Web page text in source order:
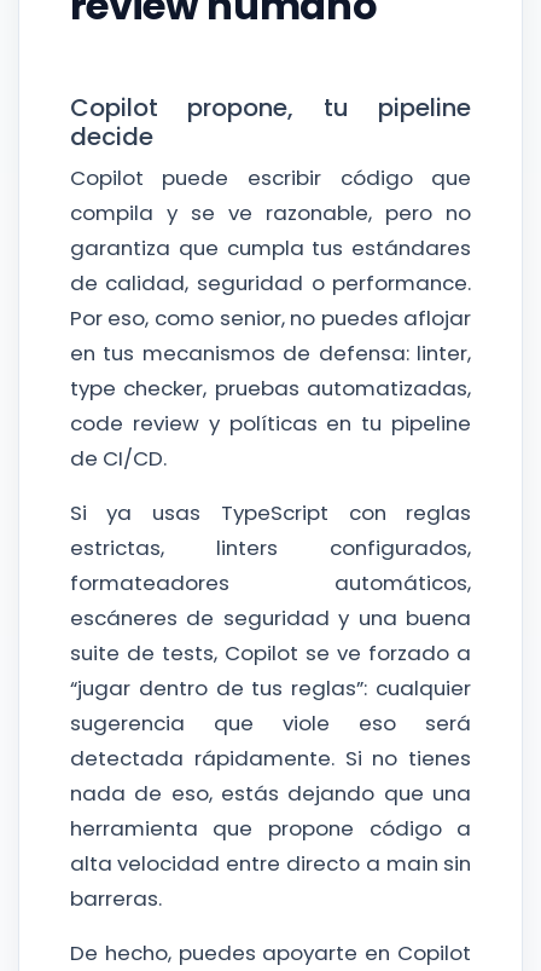
Copilot propone, tu pipeline
decide
Copilot puede escribir código que
compila y se ve razonable, pero no
garantiza que cumpla tus estándares
de calidad, seguridad o performance.
Por eso, como senior, no puedes aflojar
en tus mecanismos de defensa: linter,
type checker, pruebas automatizadas,
code review y políticas en tu pipeline
de CI/CD.
Si ya usas TypeScript con reglas
estrictas, linters configurados,
formateadores automáticos,
escáneres de seguridad y una buena
suite de tests, Copilot se ve forzado a
“jugar dentro de tus reglas”: cualquier
sugerencia que viole eso será
detectada rápidamente. Si no tienes
nada de eso, estás dejando que una
herramienta que propone código a
alta velocidad entre directo a main sin
barreras.
De hecho, puedes apoyarte en Copilot